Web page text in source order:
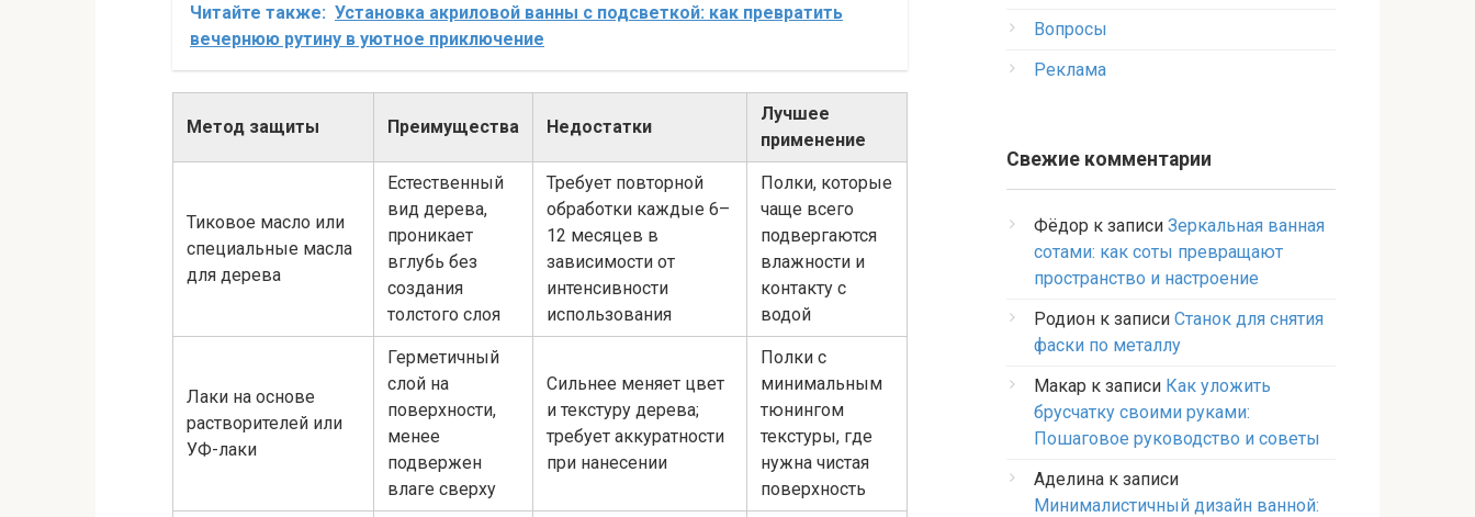
Читайте также: Установка акриловой ванны с подсветкой: как превратить
вечернюю рутину в уютное приключение
Метод защиты Преимущества Недостатки
Лучшее
применение
Тиковое масло или
специальные масла
для дерева
Естественный
вид дерева,
проникает
вглубь без
создания
толстого слоя
Требует повторной
обработки каждые 6–
12 месяцев в
зависимости от
интенсивности
использования
Полки, которые
чаще всего
подвергаются
влажности и
контакту с
водой
Лаки на основе
растворителей или
УФ-лаки
Герметичный
слой на
поверхности,
менее
подвержен
влаге сверху
Сильнее меняет цвет
и текстуру дерева;
требует аккуратности
при нанесении
Полки с
минимальным
тюнингом
текстуры, где
нужна чистая
поверхность
Вопросы
Реклама
Свежие комментарии
Фёдор к записи Зеркальная ванная
сотами: как соты превращают
пространство и настроение
Родион к записи Станок для снятия
фаски по металлу
Макар к записи Как уложить
брусчатку своими руками:
Пошаговое руководство и советы
Аделина к записи
Минималистичный дизайн ванной: